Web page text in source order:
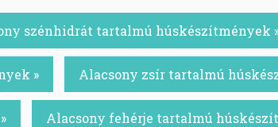
szénhidrát tartalmú húskészítmények
» Alacsony zsír tartalmú
Alacsony fehérje tartalmú